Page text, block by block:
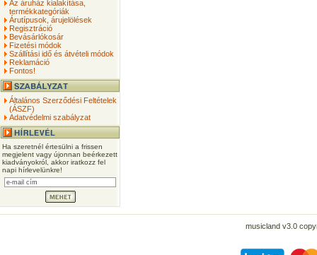
Az áruház kialakítása,
termékkategóriák
Árutípusok, árujelölések
Regisztráció
Bevásárlókosár
Fizetési módok
Szállítási idő és átvételi módok
Reklamáció
Fontos!
Általános Szerződési Feltételek
(ÁSZF)
Adatvédelmi szabályzat
Ha szeretnél értesülni a frissen
megjelent vagy újonnan beérkezett
kiadványokról, akkor iratkozz fel
napi hírlevelünkre!
musicland v3.0